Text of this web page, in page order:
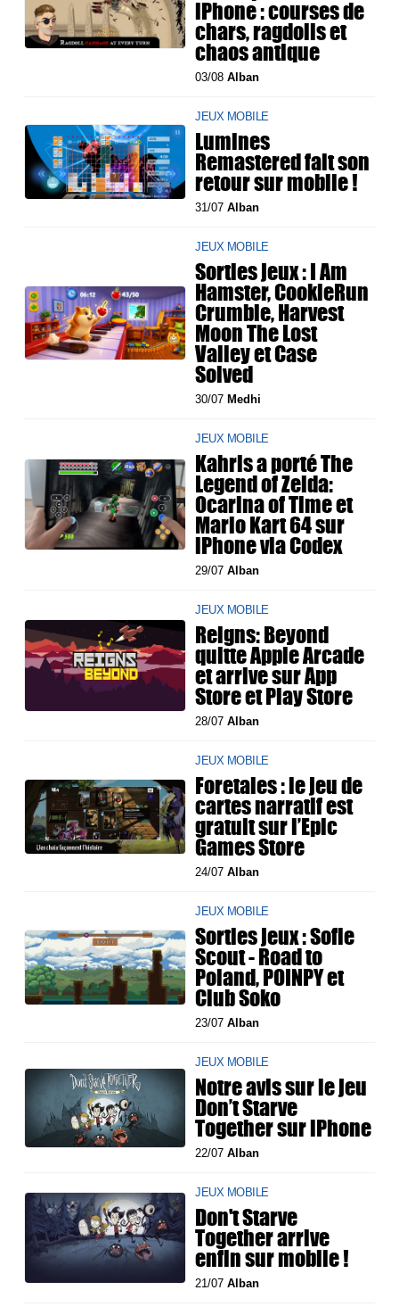
iPhone : courses de
chars, ragdolls et
chaos antique
03/08Alban
JEUX MOBILE
Lumines
Remastered fait son
retour sur mobile !
31/07Alban
JEUX MOBILE
Sorties jeux : I Am
Hamster, CookieRun
Crumble, Harvest
Moon The Lost
Valley et Case
Solved
30/07 Medhi
JEUX MOBILE
Kahris a porté The
Legend of Zelda:
Ocarina of Time et
Mario Kart 64 sur
iPhone via Codex
29/07Alban
JEUX MOBILE
Reigns: Beyond
quitte Apple Arcade
et arrive sur App
Store et Play Store
28/07Alban
JEUX MOBILE
Foretales : le jeu de
cartes narratif est
gratuit sur l’Epic
Games Store
24/07Alban
JEUX MOBILE
Sorties jeux : Sofie
Scout - Road to
Poland, POINPY et
Club Soko
23/07Alban
JEUX MOBILE
Notre avis sur le jeu
Don’t Starve
Together sur iPhone
22/07Alban
JEUX MOBILE
Don't Starve
Together arrive
enfin sur mobile !
21/07Alban